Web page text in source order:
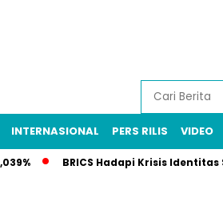
INTERNASIONAL PERS RILIS VIDEO
BRICS Hadapi Krisis Identitas Saat